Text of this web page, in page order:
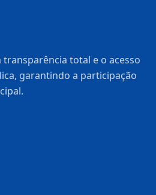
total e o acesso
garantindo a participação